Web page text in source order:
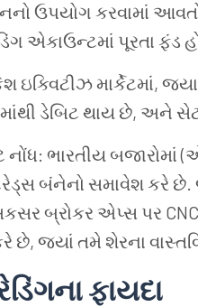
ઉપયોગ કરવામાં
એકાઉન્ટમાં પૂરતા ફંડ
ઇક્વિટીઝ માર્કેટમાં,
ડેબિટ થાય છે, અને
નોંધ: ભારતીય
બંનેનો સમાવેશ કરે છે.
બ્રોકર એપ્સ પર
છે, જ્યાં તમે શેરના
ફાયદા